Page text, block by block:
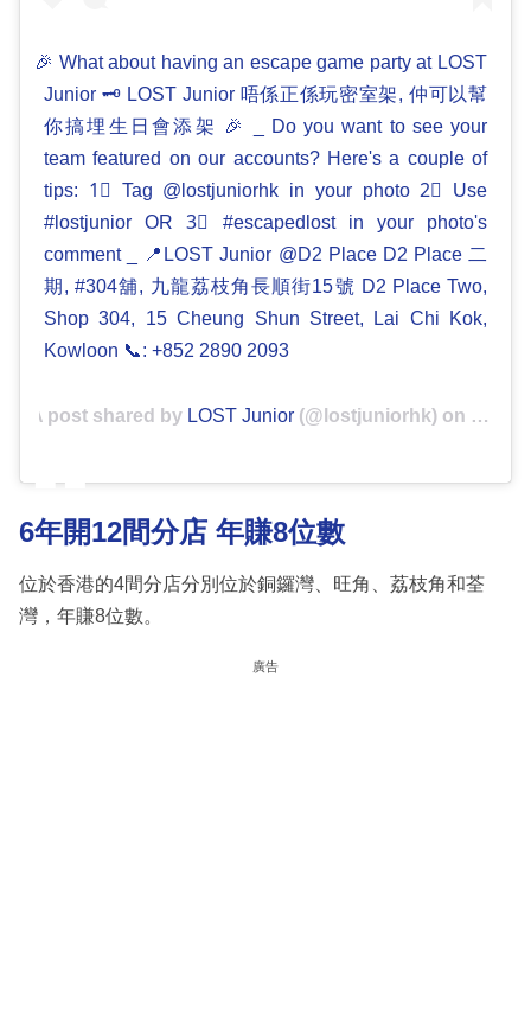
🎉 What about having an escape game party at LOST
Junior 🗝 LOST Junior 唔係正係玩密室架, 仲可以幫
你搞埋生日會添架 🎉 _ Do you want to see your
team featured on our accounts? Here's a couple of
tips: 1⃣ Tag @lostjuniorhk in your photo 2⃣ Use
#lostjunior OR 3⃣ #escapedlost in your photo's
comment _ 📍LOST Junior @D2 Place D2 Place 二
期, #304舖, 九龍荔枝角長順街15號 D2 Place Two,
Shop 304, 15 Cheung Shun Street, Lai Chi Kok,
Kowloon 📞: +852 2890 2093
A post shared by LOST Junior(@lostjuniorhk) on Apr 25,
6年開12間分店 年賺8位數
位於香港的4間分店分別位於銅鑼灣、旺角、荔枝角和荃
灣，年賺8位數。
廣告